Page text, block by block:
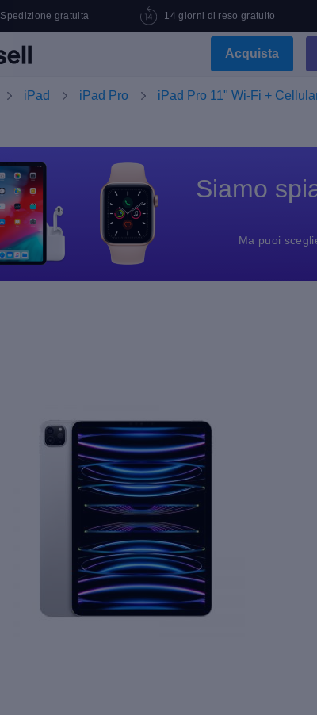
Spedizione gratuita 14 giorni di reso gratuito
Acquista
iPad iPad Pro iPad Pro 11" Wi-Fi +
Siamo
Ma puoi